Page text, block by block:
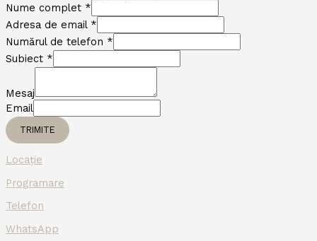
Nume complet *
Adresa de email *
Numărul de telefon *
Subiect *
Mesaj
Email
TRIMITE
Locație
Programare
Telefon
WhatsApp